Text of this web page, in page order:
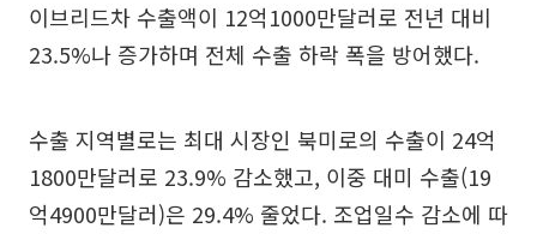
이브리드차 수출액이 12억1000만달러로 전년 대비
23.5%나 증가하며 전체 수출 하락 폭을 방어했다.
수출 지역별로는 최대 시장인 북미로의 수출이 24억
1800만달러로 23.9% 감소했고, 이중 대미 수출(19
억4900만달러)은 29.4% 줄었다. 조업일수 감소에 따